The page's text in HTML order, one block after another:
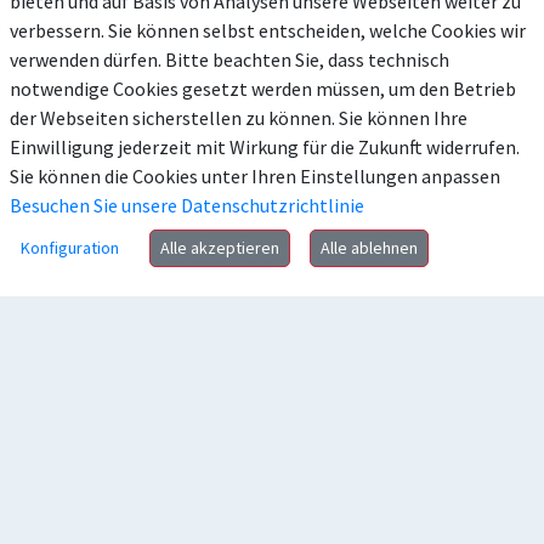
verbessern. Sie können selbst entscheiden, welche Cookies wir
verwenden dürfen. Bitte beachten Sie, dass technisch
notwendige Cookies gesetzt werden müssen, um den Betrieb
der Webseiten sicherstellen zu können. Sie können Ihre
Einwilligung jederzeit mit Wirkung für die Zukunft widerrufen.
Sie können die Cookies unter Ihren Einstellungen anpassen
Besuchen Sie unsere Datenschutzrichtlinie
Konfiguration Alle akzeptieren Alle ablehnen